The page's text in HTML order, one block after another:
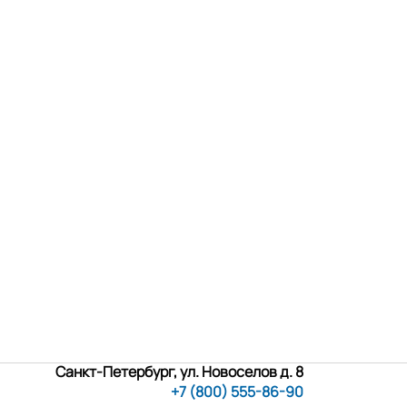
Санкт-Петербург, ул. Новоселов д. 8
+7 (800) 555-86-90